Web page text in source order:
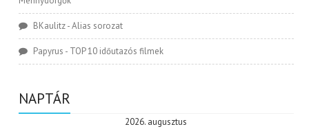
BKaulitz-Alias sorozat
Papyrus - TOP 10 időutazós filmek
NAPTÁR
2026. augusztus